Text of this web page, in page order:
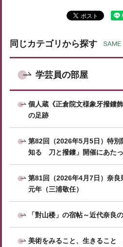
同じカテゴリから探す
学芸員の部屋
個人蔵《正倉院文様象牙撥鏤
の足跡
第82回（2026年5月5日）特
知る 刀と撥鏤」開催にあたっ
第81回（2026年4月7日）奈
元年（三浦敬任）
「對山楼」の宿帖～近代奈良
美術をみること、生きること